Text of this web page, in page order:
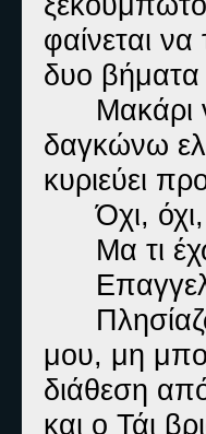
φαίνεται
δυο βήματα
Μακάρι
δαγκώνω
κυριεύει
Όχι,
Μα τι
μου, μη
διάθεση
και ο Τάι